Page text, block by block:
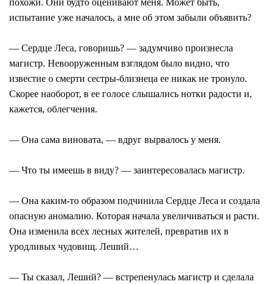
похожи. Они будто оценивают меня. Может быть,
испытание уже началось, а мне об этом забыли объявить?
― Сердце Леса, говоришь? ― задумчиво произнесла
магистр. Невооруженным взглядом было видно, что
известие о смерти сестры-близнеца ее никак не тронуло.
Скорее наоборот, в ее голосе слышались нотки радости и,
кажется, облегчения.
― Она сама виновата, ― вдруг вырвалось у меня.
― Что ты имеешь в виду? ― заинтересовалась магистр.
― Она каким-то образом подчинила Сердце Леса и создала
опасную аномалию. Которая начала увеличиваться и расти.
Она изменила всех лесных жителей, превратив их в
уродливых чудовищ. Леший…
― Ты сказал, Леший? ― встрепенулась магистр и сделала